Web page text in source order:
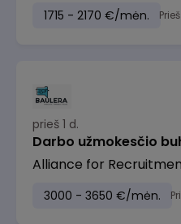
1715 - 2170 €/mėn.
prieš 1 d.
Darbo užmokesčio
Alliance for
3000 - 3650 €/mėn.